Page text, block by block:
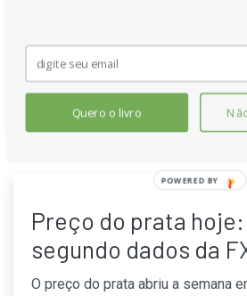
juros e direção de prazo para o
Continue lendo
Preço do prata
segundo dados da
O preço do prata abriu a semana
Quero o livro